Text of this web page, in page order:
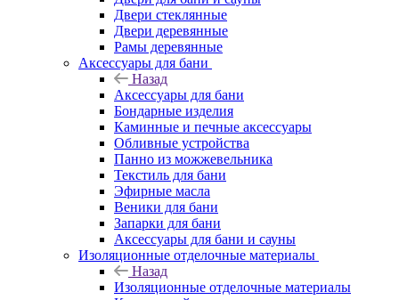
Двери стеклянные
Двери деревянные
Рамы деревянные
Аксессуары для бани
Назад
Аксессуары для бани
Бондарные изделия
Каминные и печные аксессуары
Обливные устройства
Панно из можжевельника
Текстиль для бани
Эфирные масла
Веники для бани
Запарки для бани
Аксессуары для бани и сауны
Изоляционные отделочные материалы
Назад
Изоляционные отделочные материалы